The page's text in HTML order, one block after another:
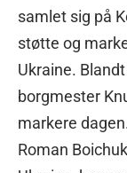
samlet sig på
støtte og
Ukraine.
borgmester
markere
Roman